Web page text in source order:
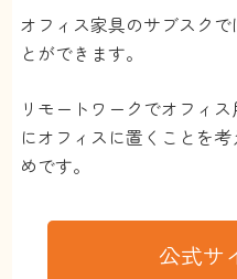
オフィス家具のサブスク
とができます。
リモートワークでオフィ
にオフィスに置くことを
めです。
公式サ